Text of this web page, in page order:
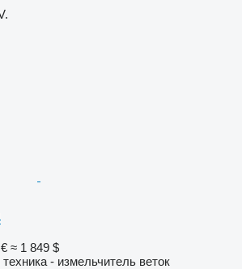
≈ 1 849 $
- измельчитель веток